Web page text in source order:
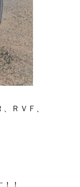
ＲＶＦ、
！